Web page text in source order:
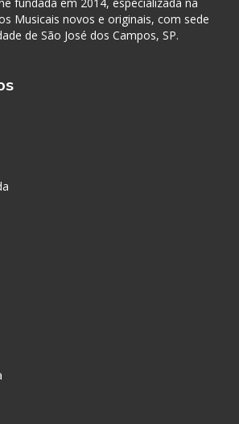
Musicais novos e originais, com sede
de São José dos Campos, SP.